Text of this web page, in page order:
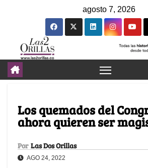
agosto 7, 2026
Los quemados del
ahora quieren ser
Por Las Dos Orillas
AGO 24, 2022